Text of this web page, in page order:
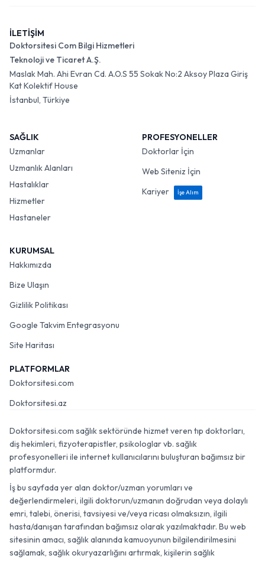
İLETİŞİM
Doktorsitesi Com Bilgi Hizmetleri
Teknoloji ve Ticaret A.Ş.
Maslak Mah. Ahi Evran Cd. A.O.S 55 Sokak No:2 Aksoy Plaza Giriş
Kat Kolektif House
İstanbul, Türkiye
SAĞLIK
Uzmanlar
Uzmanlık Alanları
Hastalıklar
Hizmetler
Hastaneler
PROFESYONELLER
Doktorlar İçin
Web Siteniz İçin
Kariyer
İşe Alım
KURUMSAL
Hakkımızda
Bize Ulaşın
Gizlilik Politikası
Google Takvim Entegrasyonu
Site Haritası
PLATFORMLAR
Doktorsitesi.com
Doktorsitesi.az
Doktorsitesi.com sağlık sektöründe hizmet veren tıp doktorları,
diş hekimleri, fizyoterapistler, psikologlar vb. sağlık
profesyonelleri ile internet kullanıcılarını buluşturan bağımsız bir
platformdur.
İş bu sayfada yer alan doktor/uzman yorumları ve
değerlendirmeleri, ilgili doktorun/uzmanın doğrudan veya dolaylı
emri, talebi, önerisi, tavsiyesi ve/veya ricası olmaksızın, ilgili
hasta/danışan tarafından bağımsız olarak yazılmaktadır. Bu web
sitesinin amacı, sağlık alanında kamuoyunun bilgilendirilmesini
sağlamak, sağlık okuryazarlığını artırmak, kişilerin sağlık